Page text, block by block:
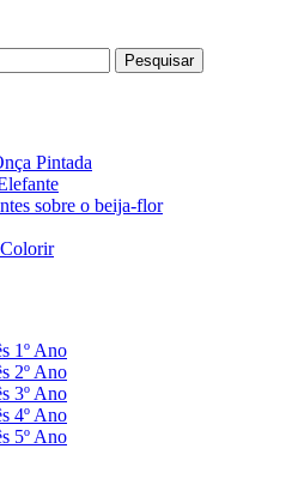
Pintada
sobre o beija-flor
Colorir
1º Ano
2º Ano
3º Ano
4º Ano
5º Ano